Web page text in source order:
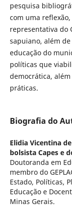
pesquisa
com uma
representativa do
sapuiano, além
educação do
políticas que
democrática,
práticas.
Biografia do
Elidia Vicentina
bolsista Capes e
Doutoranda em
membro do
Estado, Políticas,
Educação e
Minas Gerais.